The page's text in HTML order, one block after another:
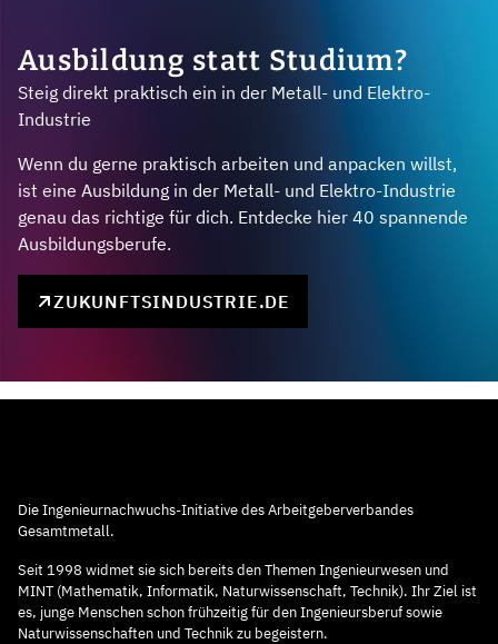
Ausbildung statt Studium?
Steig direkt praktisch ein in der Metall- und Elektro-
Industrie
Wenn du gerne praktisch arbeiten und anpacken willst,
ist eine Ausbildung in der Metall- und Elektro-Industrie
genau das richtige für dich. Entdecke hier 40 spannende
Ausbildungsberufe.
ZUKUNFTSINDUSTRIE.DE
Die Ingenieurnachwuchs-Initiative des Arbeitgeberverbandes
Gesamtmetall.
Seit 1998 widmet sie sich bereits den Themen Ingenieurwesen und
MINT (Mathematik, Informatik, Naturwissenschaft, Technik). Ihr Ziel ist
es, junge Menschen schon frühzeitig für den Ingenieursberuf sowie
Naturwissenschaften und Technik zu begeistern.